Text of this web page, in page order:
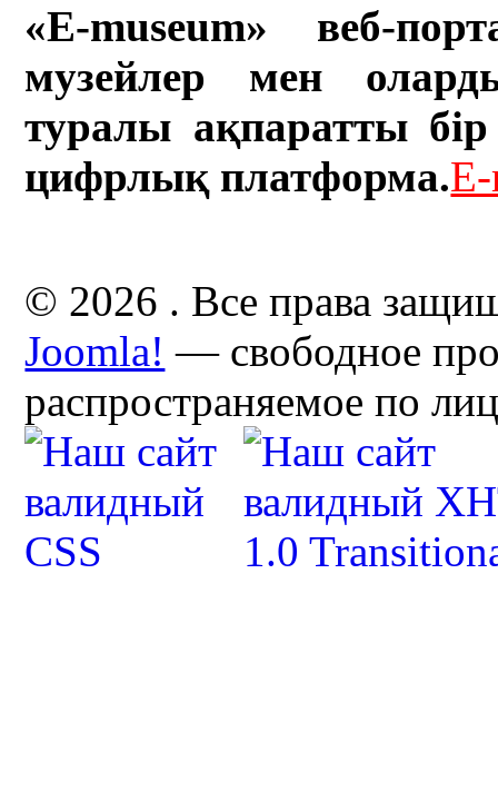
«E-museum» веб-
музейлер мен
туралы ақпаратты бір
цифрлық платформа.
© 2026 . Все права
Joomla! — свободное
распространяемое по